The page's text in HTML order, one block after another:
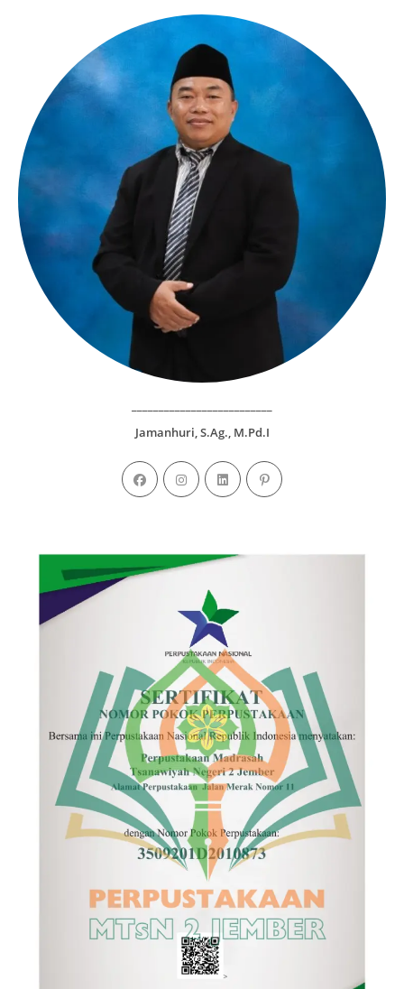
Jamanhuri, S.Ag., M.Pd.I